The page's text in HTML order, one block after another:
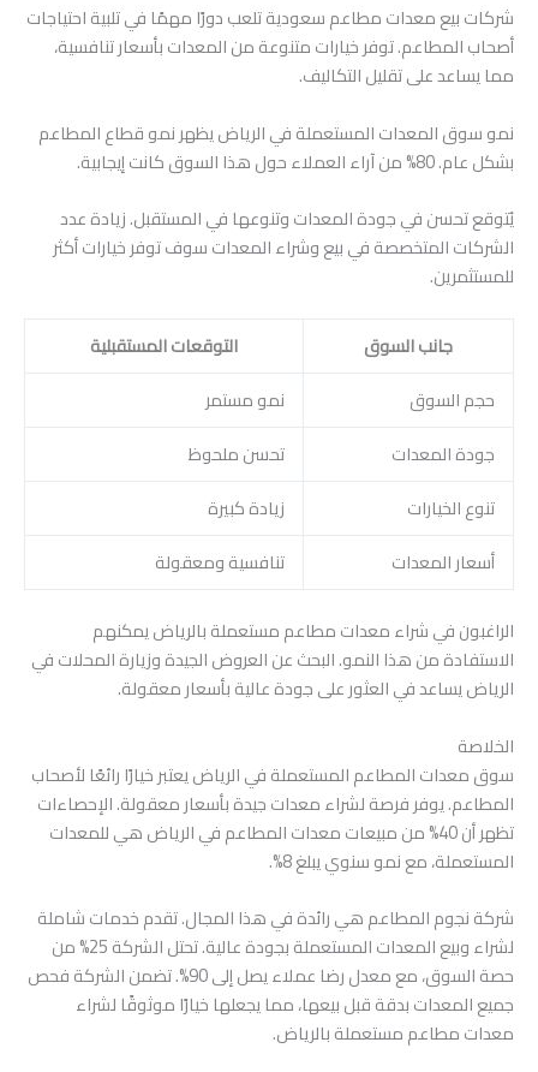
شركات بيع معدات مطاعم سعودية تلعب دورًا مهمًا في تلبية احتياجات
أصحاب المطاعم. توفر خيارات متنوعة من المعدات بأسعار تنافسية،
مما يساعد على تقليل التكاليف.
نمو سوق المعدات المستعملة في الرياض يظهر نمو قطاع المطاعم
بشكل عام. 80% من آراء العملاء حول هذا السوق كانت إيجابية.
يُتوقع تحسن في جودة المعدات وتنوعها في المستقبل. زيادة عدد
الشركات المتخصصة في بيع وشراء المعدات سوف توفر خيارات أكثر
للمستثمرين.
جانب السوق
التوقعات المستقبلية
حجم السوق
نمو مستمر
جودة المعدات
تحسن ملحوظ
تنوع الخيارات
زيادة كبيرة
أسعار المعدات
تنافسية ومعقولة
الراغبون في شراء معدات مطاعم مستعملة بالرياض يمكنهم
الاستفادة من هذا النمو. البحث عن العروض الجيدة وزيارة المحلات في
الرياض يساعد في العثور على جودة عالية بأسعار معقولة.
الخلاصة
سوق معدات المطاعم المستعملة في الرياض يعتبر خيارًا رائعًا لأصحاب
المطاعم. يوفر فرصة لشراء معدات جيدة بأسعار معقولة. الإحصاءات
تظهر أن 40% من مبيعات معدات المطاعم في الرياض هي للمعدات
المستعملة، مع نمو سنوي يبلغ 8%.
شركة نجوم المطاعم هي رائدة في هذا المجال. تقدم خدمات شاملة
لشراء وبيع المعدات المستعملة بجودة عالية. تحتل الشركة 25% من
حصة السوق، مع معدل رضا عملاء يصل إلى 90%. تضمن الشركة فحص
جميع المعدات بدقة قبل بيعها، مما يجعلها خيارًا موثوقًا لشراء
معدات مطاعم مستعملة بالرياض.